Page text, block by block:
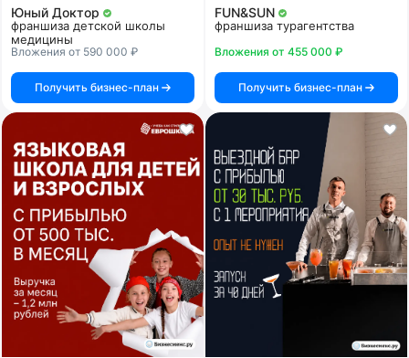
Юный Доктор
франшиза детской школы
медицины
Вложения от 590 000 ₽
Получить бизнес-план
FUN&SUN
франшиза турагентства
Вложения от 455 000 ₽
Получить бизнес-план